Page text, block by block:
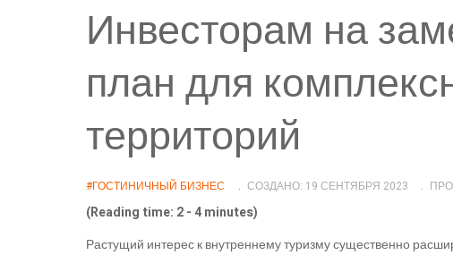
Инвесторам на
план для
территорий
#ГОСТИНИЧНЫЙ БИЗНЕС СОЗДАНО: 19 СЕНТЯБРЯ 2023
(Reading time: 2 - 4 minutes)
Растущий интерес к внутреннему туризму существенно